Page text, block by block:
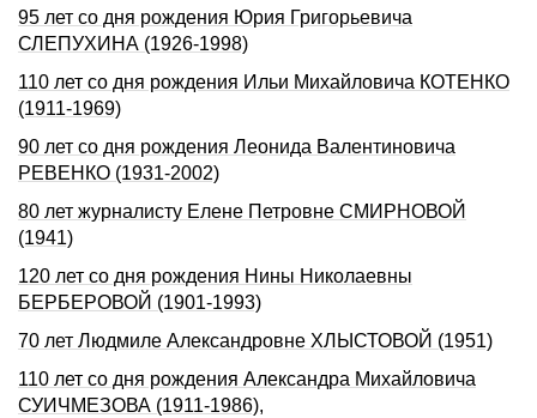
95 лет со дня рождения Юрия Григорьевича
СЛЕПУХИHА (1926-1998)
110 лет со дня рождения Ильи Михайловича КОТЕHКО
(1911-1969)
90 лет со дня рождения Леонида Валентиновича
РЕВЕНКО (1931-2002)
80 лет журналисту Елене Петровне СМИРНОВОЙ
(1941)
120 лет со дня рождения Нины Николаевны
БЕРБЕРОВОЙ (1901-1993)
70 лет Людмиле Александровне ХЛЫСТОВОЙ (1951)
110 лет со дня pождения Александpа Михайловича
СУИЧМЕЗОВА (1911-1986),